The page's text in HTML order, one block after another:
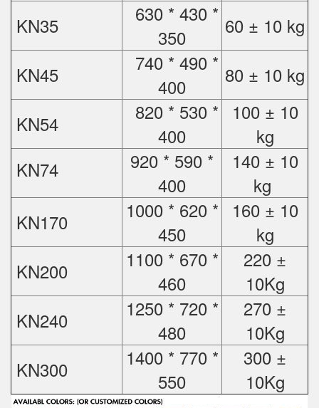
KN35
630 * 430 *
350
60 ± 10 kg
KN45
740 * 490 *
400
80 ± 10 kg
KN54
820 * 530 *
400
100 ± 10
kg
KN74
920 * 590 *
400
140 ± 10
kg
KN170
1000 * 620 *
450
160 ± 10
kg
KN200
1100 * 670 *
460
220 ±
10Kg
KN240
1250 * 720 *
480
270 ±
10Kg
KN300
1400 * 770 *
550
300 ±
10Kg